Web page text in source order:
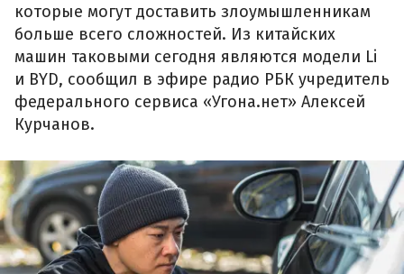
которые могут доставить злоумышленникам
больше всего сложностей. Из китайских
машин таковыми сегодня являются модели Li
и BYD, сообщил в эфире радио РБК учредитель
федерального сервиса «Угона.нет» Алексей
Курчанов.